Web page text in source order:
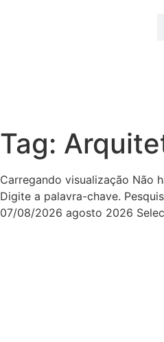
Tag:
Carregando visualização Não
Digite a palavra-chave.
07/08/2026 agosto 2026